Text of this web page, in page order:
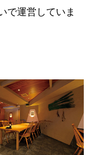
で運営していま